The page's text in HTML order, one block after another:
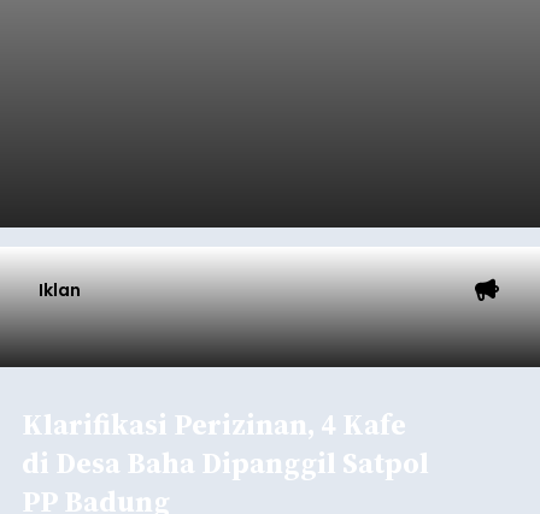
Iklan
Klarifikasi Perizinan, 4 Kafe
di Desa Baha Dipanggil Satpol
PP Badung